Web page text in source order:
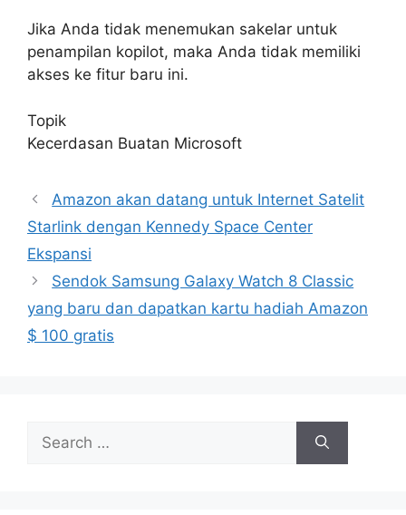
Jika Anda tidak menemukan sakelar untuk
penampilan kopilot, maka Anda tidak memiliki
akses ke fitur baru ini.
Topik
Kecerdasan Buatan Microsoft
Amazon akan datang untuk Internet Satelit
Starlink dengan Kennedy Space Center
Ekspansi
Sendok Samsung Galaxy Watch 8 Classic
yang baru dan dapatkan kartu hadiah Amazon
$ 100 gratis
for: